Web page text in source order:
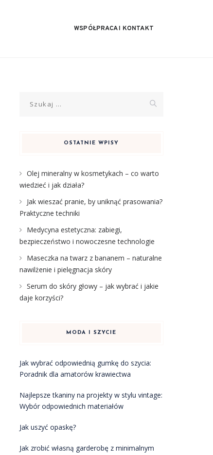
WSPÓŁPRACA I KONTAKT
OSTATNIE WPISY
Olej mineralny w kosmetykach – co warto
wiedzieć i jak działa?
Jak wieszać pranie, by uniknąć prasowania?
Praktyczne techniki
Medycyna estetyczna: zabiegi,
bezpieczeństwo i nowoczesne technologie
Maseczka na twarz z bananem – naturalne
nawilżenie i pielęgnacja skóry
Serum do skóry głowy – jak wybrać i jakie
daje korzyści?
MODA I SZYCIE
Jak wybrać odpowiednią gumkę do szycia:
Poradnik dla amatorów krawiectwa
Najlepsze tkaniny na projekty w stylu vintage:
Wybór odpowiednich materiałów
Jak uszyć opaskę?
Jak zrobić własną garderobę z minimalnym